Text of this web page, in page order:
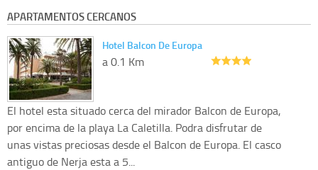
APARTAMENTOS CERCANOS
Hotel Balcon De Europa
a 0.1 Km
El hotel esta situado cerca del mirador Balcon de Europa,
por encima de la playa La Caletilla. Podra disfrutar de
unas vistas preciosas desde el Balcon de Europa. El casco
antiguo de Nerja esta a 5...